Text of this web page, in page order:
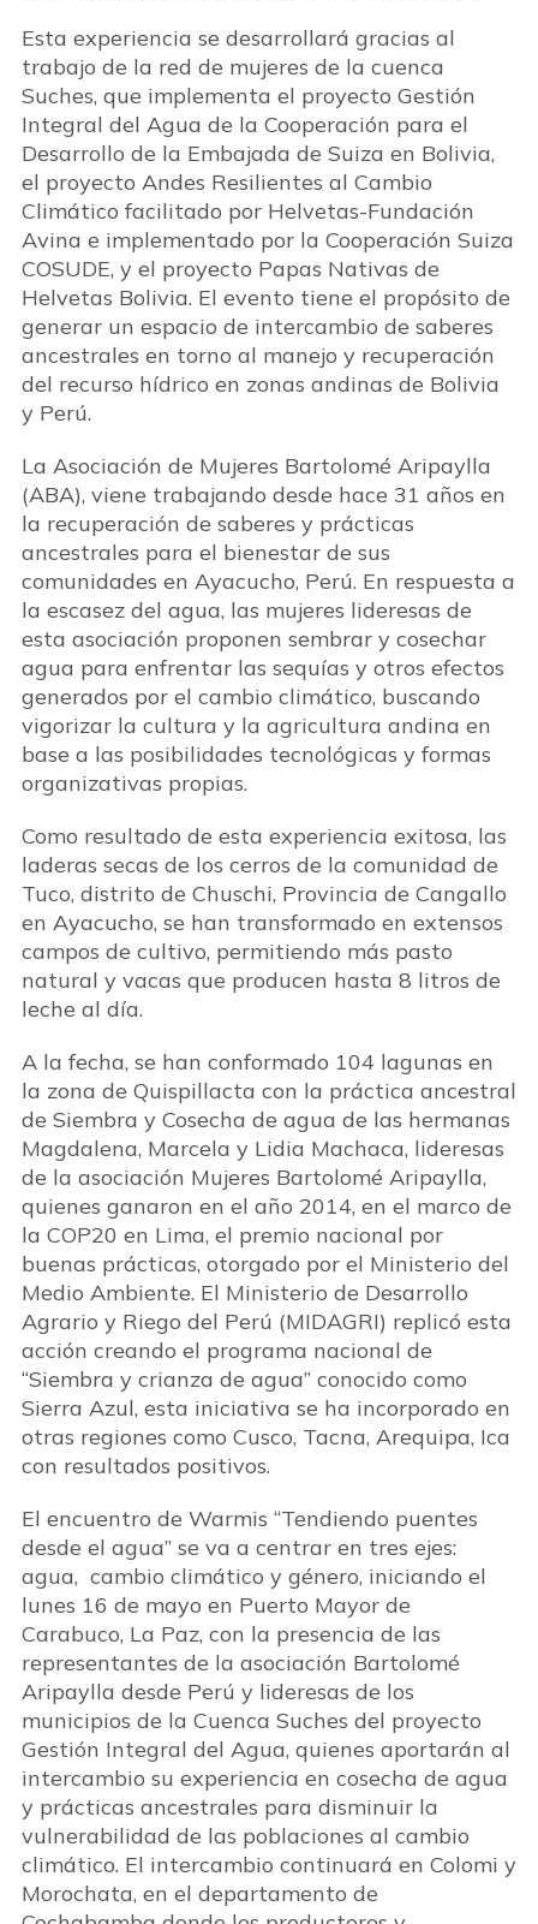
Esta experiencia se desarrollará gracias al
trabajo de la red de mujeres de la cuenca
Suches, que implementa el proyecto Gestión
Integral del Agua de la Cooperación para el
Desarrollo de la Embajada de Suiza en Bolivia,
el proyecto Andes Resilientes al Cambio
Climático facilitado por Helvetas-Fundación
Avina e implementado por la Cooperación Suiza
COSUDE, y el proyecto Papas Nativas de
Helvetas Bolivia. El evento tiene el propósito de
generar un espacio de intercambio de saberes
ancestrales en torno al manejo y recuperación
del recurso hídrico en zonas andinas de Bolivia
y Perú.
La Asociación de Mujeres Bartolomé Aripaylla
(ABA), viene trabajando desde hace 31 años en
la recuperación de saberes y prácticas
ancestrales para el bienestar de sus
comunidades en Ayacucho, Perú. En respuesta a
la escasez del agua, las mujeres lideresas de
esta asociación proponen sembrar y cosechar
agua para enfrentar las sequías y otros efectos
generados por el cambio climático, buscando
vigorizar la cultura y la agricultura andina en
base a las posibilidades tecnológicas y formas
organizativas propias.
Como resultado de esta experiencia exitosa, las
laderas secas de los cerros de la comunidad de
Tuco, distrito de Chuschi, Provincia de Cangallo
en Ayacucho, se han transformado en extensos
campos de cultivo, permitiendo más pasto
natural y vacas que producen hasta 8 litros de
leche al día.
A la fecha, se han conformado 104 lagunas en
la zona de Quispillacta con la práctica ancestral
de Siembra y Cosecha de agua de las hermanas
Magdalena, Marcela y Lidia Machaca, lideresas
de la asociación Mujeres Bartolomé Aripaylla,
quienes ganaron en el año 2014, en el marco de
la COP20 en Lima, el premio nacional por
buenas prácticas, otorgado por el Ministerio del
Medio Ambiente. El Ministerio de Desarrollo
Agrario y Riego del Perú (MIDAGRI) replicó esta
acción creando el programa nacional de
“Siembra y crianza de agua” conocido como
Sierra Azul, esta iniciativa se ha incorporado en
otras regiones como Cusco, Tacna, Arequipa, Ica
con resultados positivos.
El encuentro de Warmis “Tendiendo puentes
desde el agua” se va a centrar en tres ejes:
agua, cambio climático y género, iniciando el
lunes 16 de mayo en Puerto Mayor de
Carabuco, La Paz, con la presencia de las
representantes de la asociación Bartolomé
Aripaylla desde Perú y lideresas de los
municipios de la Cuenca Suches del proyecto
Gestión Integral del Agua, quienes aportarán al
intercambio su experiencia en cosecha de agua
y prácticas ancestrales para disminuir la
vulnerabilidad de las poblaciones al cambio
climático. El intercambio continuará en Colomi y
Morochata, en el departamento de